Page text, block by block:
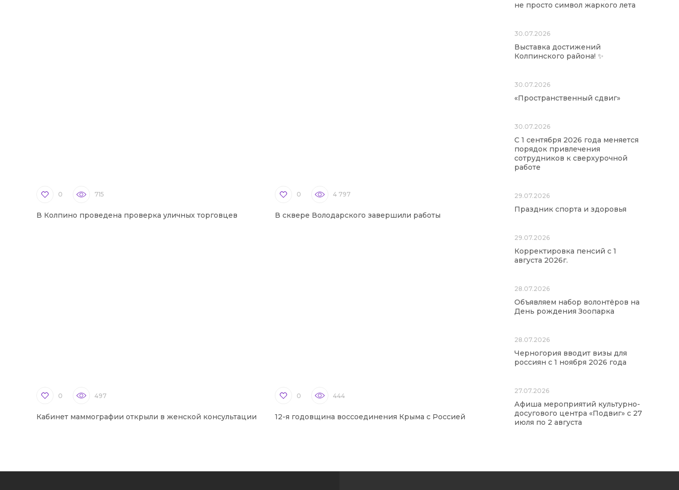
0 715
В Колпино проведена проверка уличных торговцев
0 4 797
В сквере Володарского завершили работы
0 497
Кабинет маммографии открыли в женской консультации
0 444
12-я годовщина воссоединения Крыма с Россией
не просто символ жаркого лета
30.07.2026
Выставка достижений
Колпинского района! ✨
30.07.2026
«Пространственный сдвиг»
30.07.2026
С 1 сентября 2026 года меняется
порядок привлечения
сотрудников к сверхурочной
работе
29.07.2026
Праздник спорта и здоровья
29.07.2026
Корректировка пенсий с 1
августа 2026г.
28.07.2026
Объявляем набор волонтёров на
День рождения Зоопарка
28.07.2026
Черногория вводит визы для
россиян с 1 ноября 2026 года
27.07.2026
Афиша мероприятий культурно-
досугового центра «Подвиг» с 27
июля по 2 августа